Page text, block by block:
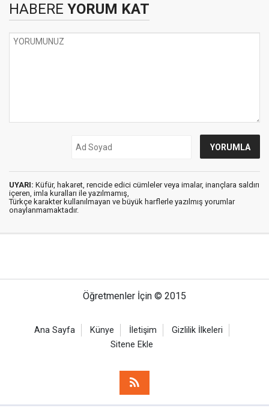
HABERE YORUM KAT
UYARI: Küfür, hakaret, rencide edici cümleler veya imalar, inançlara saldırı
içeren, imla kuralları ile yazılmamış,
Türkçe karakter kullanılmayan ve büyük harflerle yazılmış yorumlar
onaylanmamaktadır.
Öğretmenler İçin © 2015
Ana Sayfa Künye İletişim
Gizlilik İlkeleri
Sitene Ekle